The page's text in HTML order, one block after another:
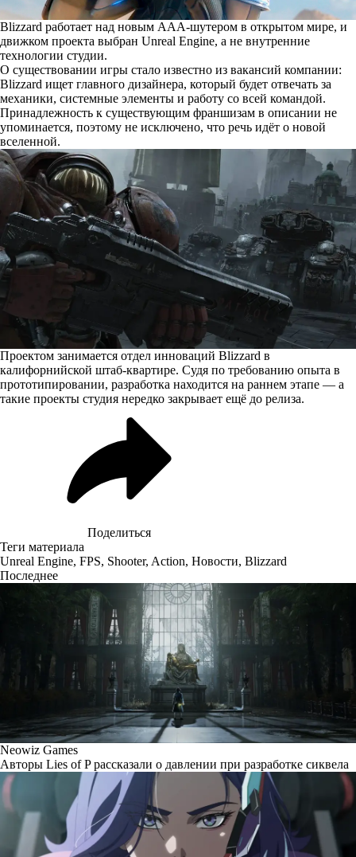
Blizzard работает над новым AAA-шутером в открытом мире, и
движком проекта выбран Unreal Engine, а не внутренние
технологии студии.
О существовании игры стало известно из вакансий компании:
Blizzard ищет главного дизайнера, который будет отвечать за
механики, системные элементы и работу со всей командой.
Принадлежность к существующим франшизам в описании не
упоминается, поэтому не исключено, что речь идёт о новой
вселенной.
Проектом занимается отдел инноваций Blizzard в
калифорнийской штаб-квартире. Судя по требованию опыта в
прототипировании, разработка находится на раннем этапе — а
такие проекты студия нередко закрывает ещё до релиза.
Поделиться
Теги материала
Unreal Engine, FPS, Shooter, Action, Новости, Blizzard
Последнее
Neowiz Games
Авторы Lies of P рассказали о давлении при разработке сиквела